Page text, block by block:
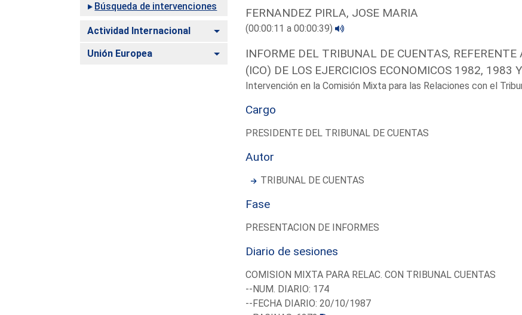
Búsqueda de intervenciones
Actividad Internacional Alternar
Unión Europea Alternar
FERNANDEZ PIRLA, JOSE MARIA
(00:00:11 a 00:00:39)
INFORME DEL TRIBUNAL DE CUENTAS,
(ICO) DE LOS EJERCICIOS ECONOMICOS 1982, 1983
Intervención en la Comisión Mixta para las Relaciones con el
Cargo
PRESIDENTE DEL TRIBUNAL DE CUENTAS
Autor
TRIBUNAL DE CUENTAS
Fase
PRESENTACION DE INFORMES
Diario de sesiones
COMISION MIXTA PARA RELAC. CON TRIBUNAL CUENTAS
--NUM. DIARIO: 174
--FECHA DIARIO: 20/10/1987